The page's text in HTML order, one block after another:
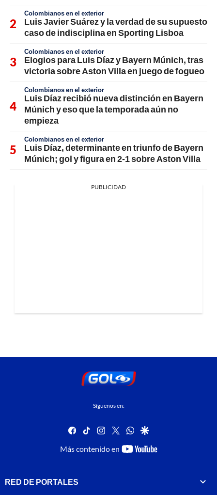
Colombianos en el exterior
Luis Javier Suárez y la verdad de su supuesto
caso de indisciplina en Sporting Lisboa
Colombianos en el exterior
Elogios para Luis Díaz y Bayern Múnich, tras
victoria sobre Aston Villa en juego de fogueo
Colombianos en el exterior
Luis Díaz recibió nueva distinción en Bayern
Múnich y eso que la temporada aún no
empieza
Colombianos en el exterior
Luis Díaz, determinante en triunfo de Bayern
Múnich; gol y figura en 2-1 sobre Aston Villa
PUBLICIDAD
Síguenos en:
facebook
tiktok instagram
twitterwhatsapp
google
Más contenido en
youtube-
RED DE PORTALES